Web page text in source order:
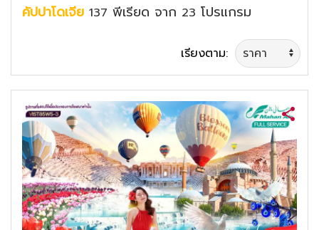
ค้นหาทัวร์
คัปปาโดเจีย 137 พีเรียด จาก 23 โปรแกรม
เรียงตาม: